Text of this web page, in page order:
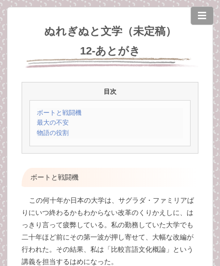
ぬれぎぬと文学（未定稿）
12-あとがき
目次
ボートと戦闘機
最大の不安
物語の役割
ボートと戦闘機
この何十年か日本の大学は、サグラダ・ファミリアば
りにいつ終わるかもわからない改革のくりかえしに、は
っきり言って疲弊している。私の勤務していた大学でも
二十年ほど前にその第一波が押し寄せて、大幅な改編が
行われた。その結果、私は「比較言語文化概論」という
講義を担当するはめになった。